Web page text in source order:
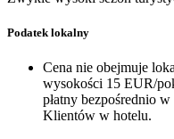
Podatek lokalny
Cena nie obejmuje
wysokości 15 EUR/
płatny bezpośrednio
Klientów w hotelu.